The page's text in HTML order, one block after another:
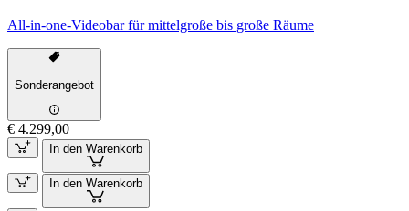
All-in-one-Videobar für mittelgroße bis große Räume
Sonderangebot
€ 4.299,00
In den Warenkorb
In den Warenkorb